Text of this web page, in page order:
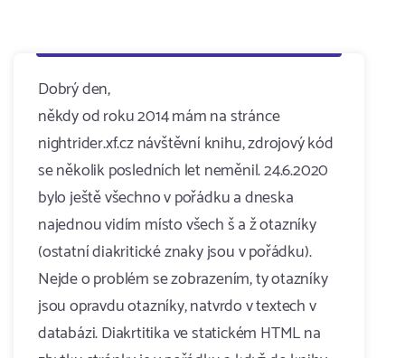
Dobrý den,
někdy od roku 2014 mám na stránce
nightrider.xf.cz návštěvní knihu, zdrojový kód
se několik posledních let neměnil. 24.6.2020
bylo ještě všechno v pořádku a dneska
najednou vidím místo všech š a ž otazníky
(ostatní diakritické znaky jsou v pořádku).
Nejde o problém se zobrazením, ty otazníky
jsou opravdu otazníky, natvrdo v textech v
databázi. Diakrtitika ve statickém HTML na